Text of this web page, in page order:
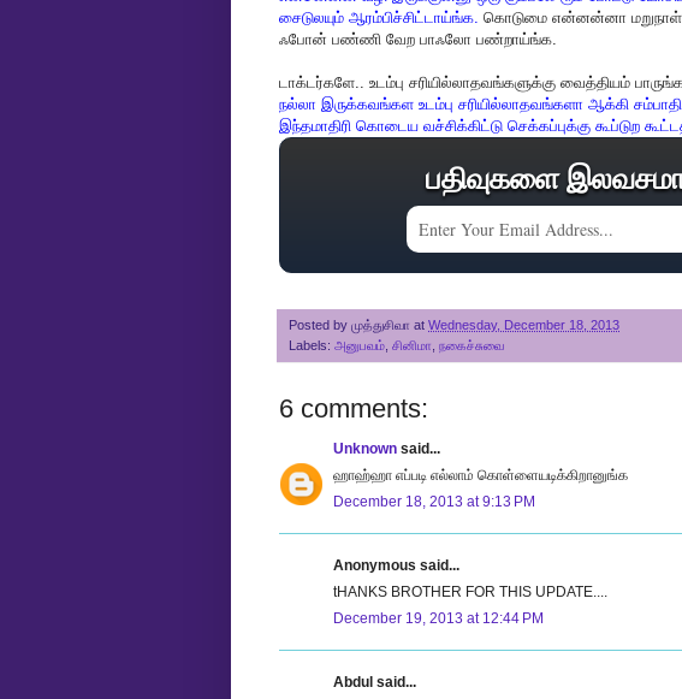
சைடுலயும் ஆரம்பிச்சிட்டாய்ங்க. கொடுமை என்னன்னா மறுநாள்
ஃபோன் பண்ணி வேற பாஃலோ பண்றாய்ங்க.
டாக்டர்களே.. உடம்பு சரியில்லாதவங்களுக்கு வைத்தியம்
நல்லா இருக்கவங்கள உடம்பு சரியில்லாதவங்களா ஆக்கி
இந்தமாதிரி கொடைய வச்சிக்கிட்டு செக்கப்புக்கு கூப்டுற
பதிவுகளை
Posted by முத்துசிவா at Wednesday, December 18, 2013
Labels: அனுபவம், சினிமா, நகைச்சுவை
6 comments:
Unknown said...
ஹாஹ்ஹா எப்படி எல்லாம் கொள்ளையடிக்கிறானுங்க
December 18, 2013 at 9:13 PM
Anonymous said...
tHANKS BROTHER FOR THIS UPDATE....
December 19, 2013 at 12:44 PM
Abdul said...